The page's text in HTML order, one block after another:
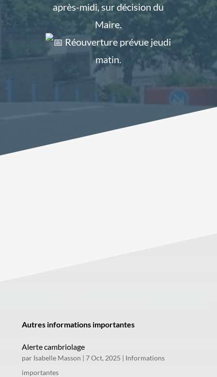
après-midi, sur décision du
Maire.
Réouverture prévue jeudi
matin.
Autres informations importantes
Alerte cambriolage
par Isabelle Masson | 7 Oct, 2025 | Informations
importantes